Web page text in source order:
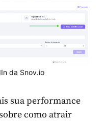
da Snov.io
sua performance
como atrair